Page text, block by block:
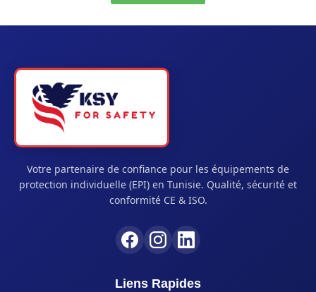
Votre partenaire de confiance pour les équipements de
protection individuelle (EPI) en Tunisie. Qualité, sécurité et
conformité CE & ISO.
Liens Rapides